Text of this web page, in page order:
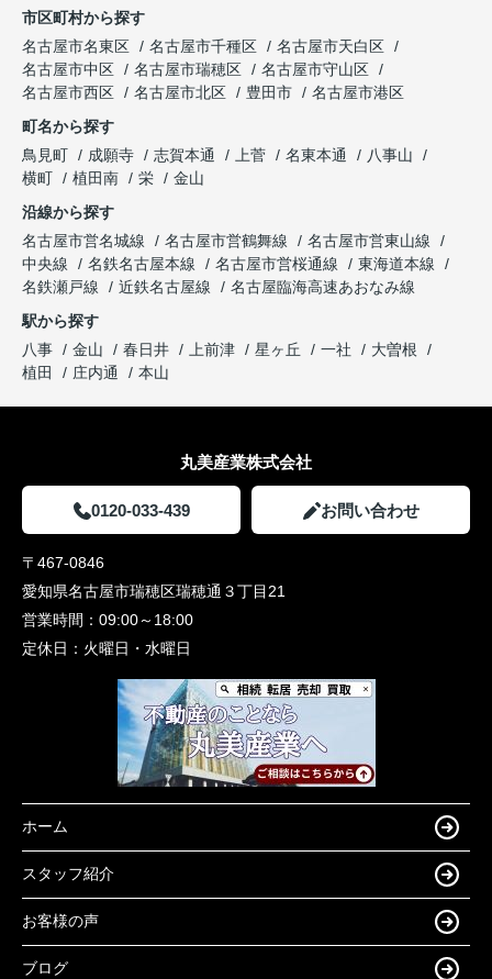
市区町村から探す
名古屋市名東区
名古屋市千種区
名古屋市天白区
名古屋市中区
名古屋市瑞穂区
名古屋市守山区
名古屋市西区
名古屋市北区 豊田市
名古屋市港区
町名から探す
鳥見町
成願寺 志賀本通 上菅 名東本通
八事山
横町
植田南 栄
金山
沿線から探す
名古屋市営名城線
名古屋市営鶴舞線
名古屋市営東山線
中央線
名鉄名古屋本線 名古屋市営桜通線
東海道本線
名鉄瀬戸線
近鉄名古屋線
名古屋臨海高速あおなみ線
駅から探す
八事
金山 春日井 上前津 星ヶ丘 一社
大曽根
植田
庄内通 本山
丸美産業株式会社
0120-033-439 お問い合わせ
〒467-0846
愛知県名古屋市瑞穂区瑞穂通３丁目21
営業時間： 09:00～18:00
定休日： 火曜日・水曜日
ホーム
スタッフ紹介
お客様の声
ブログ